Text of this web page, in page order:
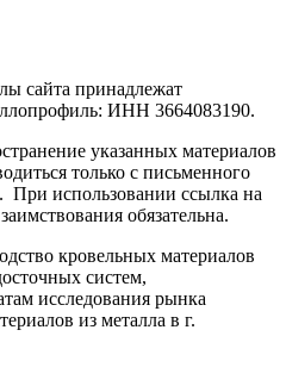
сайта принадлежат
ИНН 3664083190.
указанных материалов
только с письменного
При использовании ссылка на
обязательна.
кровельных материалов
систем,
исследования рынка
из металла в г.